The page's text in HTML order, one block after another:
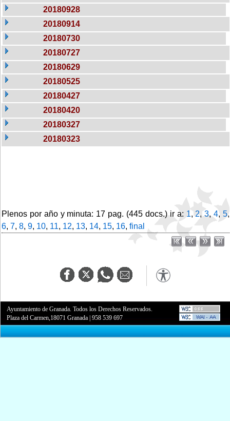
20180928
20180914
20180730
20180727
20180629
20180525
20180427
20180420
20180327
20180323
Plenos por año y minuta: 17 pag. (445 docs.) ir a: 1,2,3,4,5,
6, 7, 8, 9, 10, 11, 12, 13, 14, 15, 16, final
Ayuntamiento de Granada. Todos los Derechos Reservados.
Plaza del Carmen,18071 Granada |958 539 697